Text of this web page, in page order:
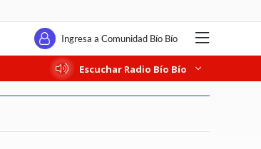
Ingresa a Comunidad Bío Bío
Escuchar Radio Bío Bío